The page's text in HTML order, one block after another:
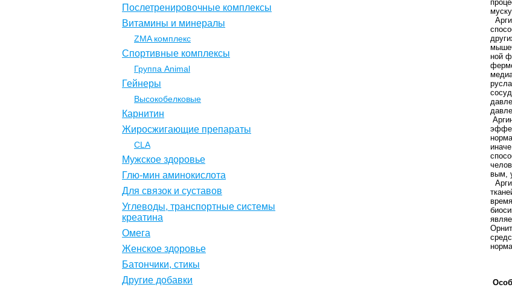
ной
вым,
Послетренировочные комплексы
Витамины и минералы
ZMA комплекс
Спортивные комплексы
Группа Animal
Гейнеры
Высокобелковые
Карнитин
Жиросжигающие препараты
CLA
Мужское здоровье
Глю-мин аминокислота
Для связок и суставов
Углеводы, транспортные системы
креатина
Омега
Женское здоровье
Батончики, стикы
Другие добавки